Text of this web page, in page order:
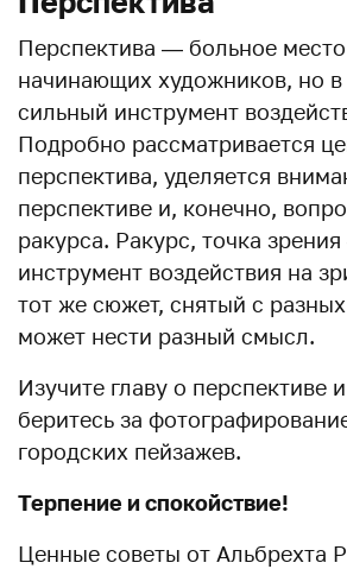
Перспектива — больное
начинающих художников, но
сильный инструмент
Подробно рассматривается
перспектива, уделяется
перспективе и, конечно,
ракурса. Ракурс, точка
инструмент воздействия на
тот же сюжет, снятый с
может нести разный смысл.
Изучите главу о перспективе
беритесь за
городских пейзажев.
Терпение и спокойствие!
Ценные советы от Альбрехта